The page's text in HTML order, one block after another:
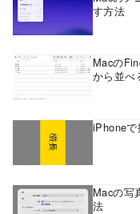
す方法
Macの
から並べ
iPhone
Macの写
法